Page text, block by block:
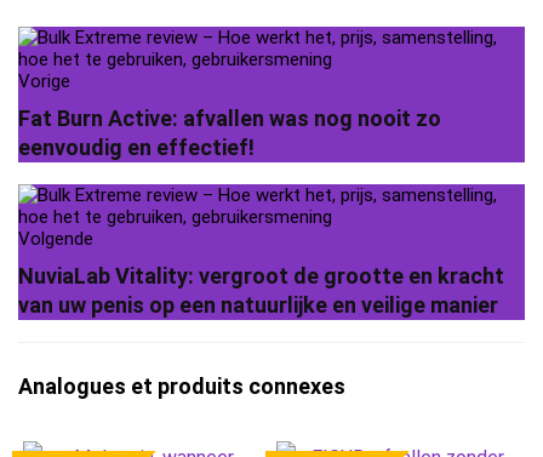
Vorige
Fat Burn Active: afvallen was nog nooit zo
eenvoudig en effectief!
Volgende
NuviaLab Vitality: vergroot de grootte en kracht
van uw penis op een natuurlijke en veilige manier
Analogues et produits connexes